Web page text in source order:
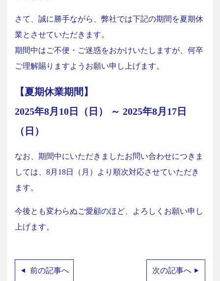
さて、誠に勝手ながら、弊社では下記の期間を夏期休
業とさせていただきます。
期間中はご不便・ご迷惑をおかけいたしますが、何卒
ご理解賜りますようお願い申し上げます。
【夏期休業期間】
2025年8月10日（日） ～ 2025年8月17日
（日）
なお、期間中にいただきましたお問い合わせにつきま
しては、8月18日（月）より順次対応させていただき
ます。
今後とも変わらぬご愛顧のほど、よろしくお願い申し
上げます。
前の記事へ 次の記事へ